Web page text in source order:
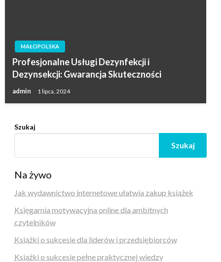
MAŁOPOLSKA
Profesjonalne Usługi Dezynfekcji i
Dezynsekcji: Gwarancja Skuteczności
admin 1 lipca, 2024
Szukaj
Szukaj
Na żywo
Jak wydawnictwo internetowe ułatwia zakup książek
Księgarnia motywacyjna online dla ambitnych
czytelników
Książki o sukcesie dla liderów i przedsiębiorców
Książki o sukcesie pełne praktycznej wiedzy